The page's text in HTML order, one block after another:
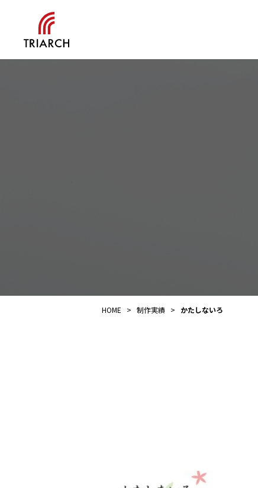
HOME > 制作実績 > かたしないろ